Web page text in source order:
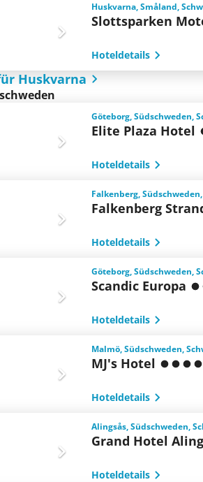
Huskvarna, Småland,
Slottsparken
Hoteldetails
Huskvarna
Göteborg, Südschweden,
Elite Plaza Hotel
Hoteldetails
Falkenberg,
Falkenberg
Hoteldetails
Göteborg, Südschweden,
Scandic Europa
Hoteldetails
Malmö, Südschweden,
MJ's Hotel
Hoteldetails
Alingsås, Südschweden,
Grand Hotel
Hoteldetails